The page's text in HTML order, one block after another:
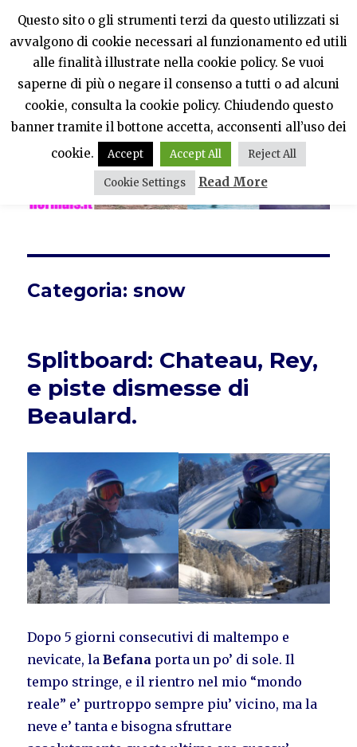
PercheNONEssereNormali?
MENU
Categoria:snow
Splitboard: Chateau, Rey,
e piste dismesse di
Beaulard.
Dopo 5 giorni consecutivi di maltempo e
nevicate, laBefana porta un po’ di sole. Il
tempo stringe, e il rientro nel mio “mondo
reale” e’ purtroppo sempre piu’ vicino, ma la
neve e’ tanta e bisogna sfruttare
Questo sito o gli strumenti terzi da questo utilizzati si
avvalgono di cookie necessari al funzionamento ed utili
alle finalità illustrate nella cookie policy. Se vuoi
saperne di più o negare il consenso a tutti o ad alcuni
cookie, consulta la cookie policy. Chiudendo questo
banner tramite il bottone accetta, acconsenti all’uso dei
cookie.
Accept Accept All Reject All
Cookie Settings Read More